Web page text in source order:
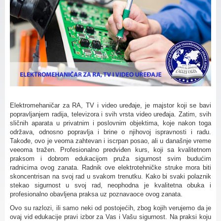
Elektromehaničar za RA, TV i video uređaje, je majstor koji se bavi
popravljanjem radija, televizora i svih vrsta video uređaja. Zatim, svih
sličnih aparata u privatnim i poslovnim objektima, koje nakon toga
održava, odnosno popravlja i brine o njihovoj ispravnosti i radu.
Takođe, ovo je veoma zahtevan i iscrpan posao, ali u današnje vreme
veeoma tražen. Profesionalno predviđen kurs, koji sa kvalitetnom
praksom i dobrom edukacijom pruža sigurnost svim budućim
radnicima ovog zanata. Radnik ove elektrotehničke struke mora biti
skoncentrisan na svoj rad u svakom trenutku. Kako bi svaki polaznik
stekao sigurnost u svoj rad, neophodna je kvalitetna obuka i
profesionalno obavljena praksa uz poznavaoce ovog zanata.
Ovo su razlozi, ili samo neki od postojećih, zbog kojih verujemo da je
ovaj vid edukacije pravi izbor za Vas i Vašu sigurnost. Na praksi koju